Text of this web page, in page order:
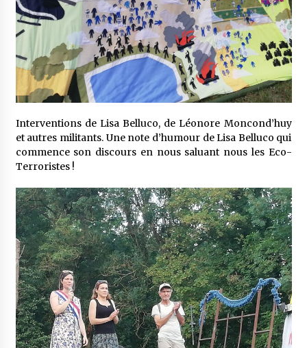
Interventions de Lisa Belluco, de Léonore Moncond’huy
et autres militants. Une note d’humour de Lisa Belluco qui
commence son discours en nous saluant nous les Eco-
Terroristes !